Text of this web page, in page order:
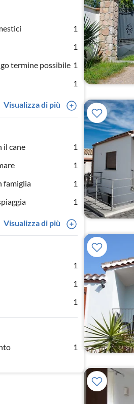
1
1
termine possibile 1
1
Visualizza di più
il cane
1
1
famiglia
1
1
Visualizza di più
1
1
1
1